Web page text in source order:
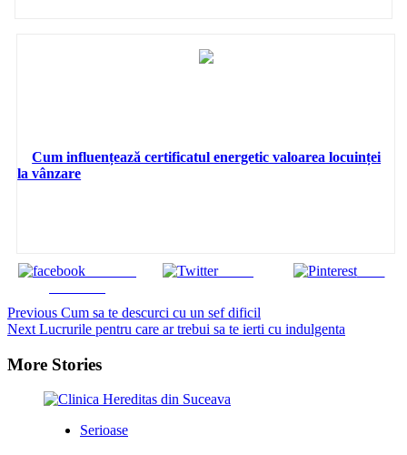
Cum influențează certificatul energetic valoarea locuinței
la vânzare
Tweet Save
Continue
Reading
Previous Cum sa te descurci cu un sef dificil
Next Lucrurile pentru care ar trebui sa te ierti cu indulgenta
More Stories
Serioase